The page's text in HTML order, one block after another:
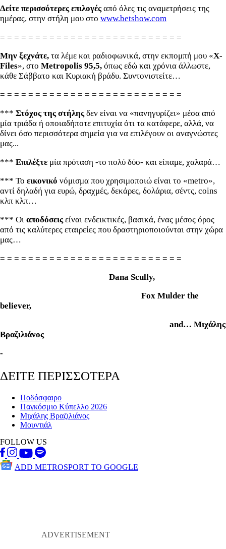
Δείτε περισσότερες επιλογέςαπό όλες τις αναμετρήσεις της
ημέρας, στην στήλη μου στο www.betshow.com
= = = = = = = = = = = = = = = = = = = = = = = = = =
Μην ξεχνάτε, τα λέμε και ραδιοφωνικά, στην εκπομπή μου «X-
Files», στο Metropolis 95,5, όπως εδώ και χρόνια άλλωστε,
κάθε Σάββατο και Κυριακή βράδυ. Συντονιστείτε…
= = = = = = = = = = = = = = = = = = = = = = = = = =
*** Στόχος της στήληςδεν είναι να «πανηγυρίζει» μέσα από
μία τριάδα ή οποιαδήποτε επιτυχία ότι τα κατάφερε, αλλά, να
δίνει όσο περισσότερα σημεία για να επιλέγουν οι αναγνώστες
μας...
*** Επιλέξτε μία πρόταση -το πολύ δύο- και είπαμε, χαλαρά…
*** Το εικονικό νόμισμα που χρησιμοποιώ είναι το «metro»,
αντί δηλαδή για ευρώ, δραχμές, δεκάρες, δολάρια, σέντς, coins
κλπ κλπ…
*** Οι αποδόσειςείναι ενδεικτικές, βασικά, ένας μέσος όρος
από τις καλύτερες εταιρείες που δραστηριοποιούνται στην χώρα
μας…
= = = = = = = = = = = = = = = = = = = = = = = = = =
Dana Scully,
Fox Mulder the
believer,
and… Μιχάλης
Βραζιλιάνος
-
ΔΕΙΤΕ ΠΕΡΙΣΣΟΤΕΡΑ
Ποδόσφαιρο
Παγκόσμιο Κύπελλο 2026
Μιχάλης Βραζιλιάνος
Μουντιάλ
FOLLOW US
ADD METROSPORT TO GOOGLE